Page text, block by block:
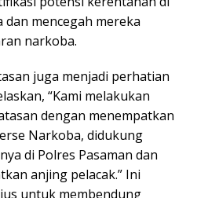
mencegah mereka
narkoba.
juga menjadi perhatian
“Kami melakukan
dengan menempatkan
Narkoba, didukung
di Polres Pasaman dan
anjing pelacak.” Ini
untuk membendung